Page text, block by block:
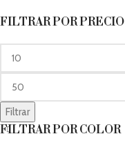
FILTRAR POR PRECIO
Filtrar
FILTRAR POR COLOR